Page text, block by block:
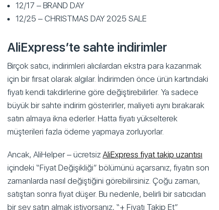
12/17 – BRAND DAY
12/25 – CHRISTMAS DAY 2025 SALE
AliExpress’te sahte indirimler
Birçok satıcı, indirimleri alıcılardan ekstra para kazanmak
için bir fırsat olarak algılar. İndirimden önce ürün kartındaki
fiyatı kendi takdirlerine göre değiştirebilirler. Ya sadece
büyük bir sahte indirim gösterirler, maliyeti aynı bırakarak
satın almaya ikna ederler. Hatta fiyatı yükselterek
müşterileri fazla ödeme yapmaya zorluyorlar.
Ancak, AliHelper – ücretsiz AliExpress fiyat takip uzantısı
içindeki “Fiyat Değişikliği” bölümünü açarsanız, fiyatın son
zamanlarda nasıl değiştiğini görebilirsiniz. Çoğu zaman,
satıştan sonra fiyat düşer. Bu nedenle, belirli bir satıcıdan
bir şey satın almak istiyorsanız, “+ Fiyatı Takip Et”